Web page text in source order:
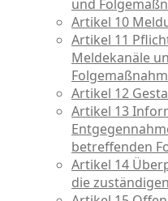
und
Artikel 10
Artikel 11
Meldekanäle
Artikel 12
Artikel 13
betreffenden
Artikel 14
die